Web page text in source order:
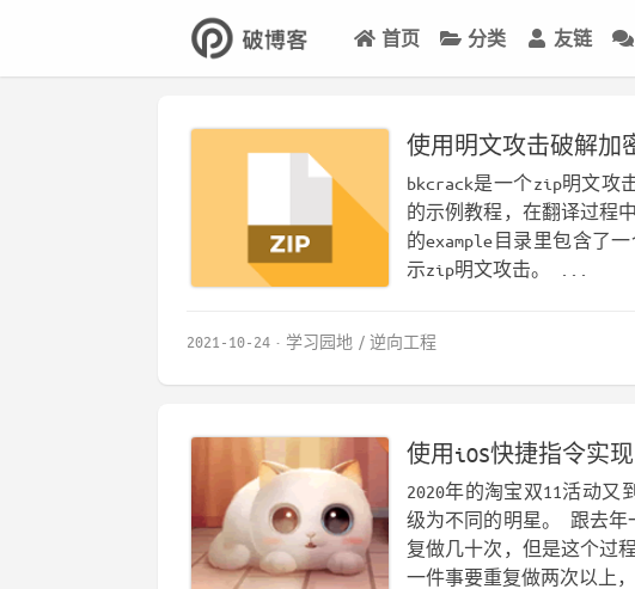
首页 分类 友链
使用明文攻击破解加
bkcrack是一个zip明文攻
的示例教程，在翻译过程
的example目录里包含了
示zip明文攻击。 ...
2021-10-24 学习园地 逆向工程
使用iOS快捷指令实
2020年的淘宝双11活动
级为不同的明星。 跟去年
复做几十次，但是这个过
一件事要重复做两次以上